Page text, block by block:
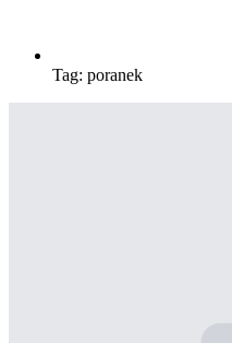
Tag: poranek